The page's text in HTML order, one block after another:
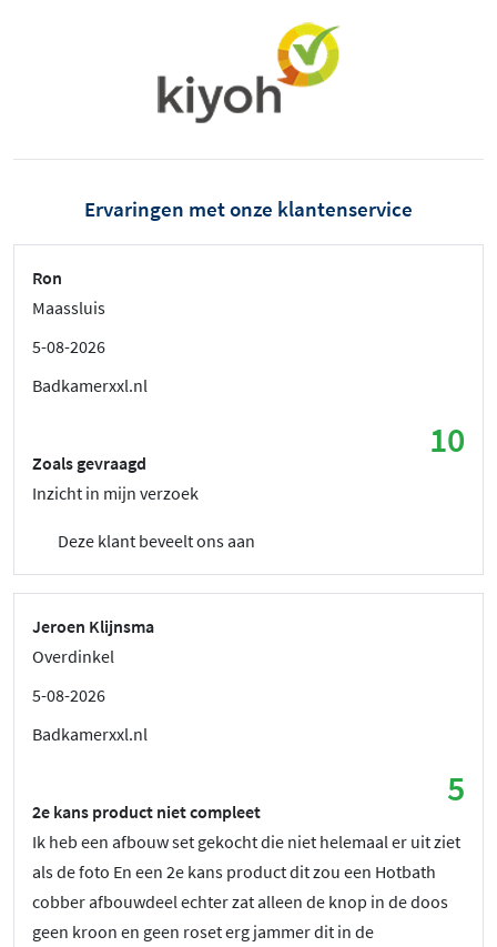
Ervaringen met onze klantenservice
Ron
Maassluis
5-08-2026
Badkamerxxl.nl
10
Zoals gevraagd
Inzicht in mijn verzoek
Deze klant beveelt ons aan
Jeroen Klijnsma
Overdinkel
5-08-2026
Badkamerxxl.nl
5
2e kans product niet compleet
Ik heb een afbouw set gekocht die niet helemaal er uit ziet
als de foto En een 2e kans product dit zou een Hotbath
cobber afbouwdeel echter zat alleen de knop in de doos
geen kroon en geen roset erg jammer dit in de